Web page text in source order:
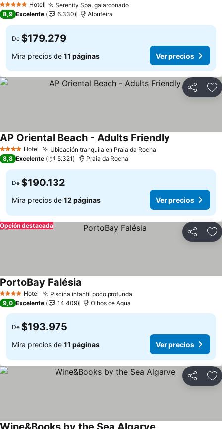
5 Estrellas Hotel Serenity Spa, galardonado
8,9 Excelente 6.330 Albufeira
De $179.279
Mira precios de 11 páginas Ver precios
Compartir
4 EstrellasHotel Ubicación tranquila en Praia da Rocha
AP Oriental Beach - Adults Friendly
8,8 Excelente 5.321 Praia da Rocha
De $190.132
Mira precios de 12 páginas Ver precios
Compartir
Opción destacada
4 EstrellasHotel Piscina infantil poco profunda
PortoBay Falésia
9,0 Excelente 14.409 Olhos de Agua
De $193.975
Mira precios de 11 páginas Ver precios
Compartir
Wine&Books by the Sea Algarve